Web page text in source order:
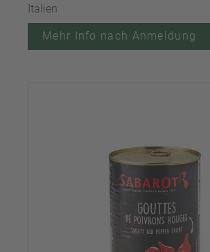
Italien
Mehr Info nach Anmeldung